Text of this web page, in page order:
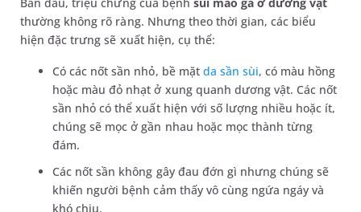
Ban đầu, triệu chứng của bệnh sùi mào gà ở dương vật
thường không rõ ràng. Nhưng theo thời gian, các biểu
hiện đặc trưng sẽ xuất hiện, cụ thể:
Có các nốt sần nhỏ, bề mặt da sần sùi, có màu hồng
hoặc màu đỏ nhạt ở xung quanh dương vật. Các nốt
sần nhỏ có thể xuất hiện với số lượng nhiều hoặc ít,
chúng sẽ mọc ở gần nhau hoặc mọc thành từng
đám.
Các nốt sần không gây đau đớn gì nhưng chúng sẽ
khiến người bệnh cảm thấy vô cùng ngứa ngáy và
khó chịu.